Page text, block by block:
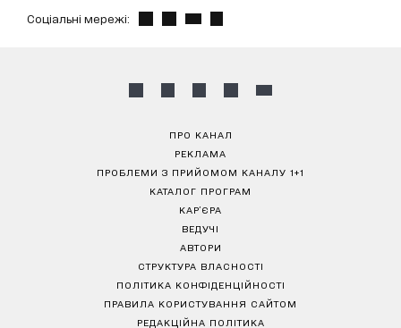
Соціальні мережі:
ПРО КАНАЛ
РЕКЛАМА
ПРОБЛЕМИ З ПРИЙОМОМ КАНАЛУ 1+1
КАТАЛОГ ПРОГРАМ
КАР’ЄРА
ВЕДУЧІ
АВТОРИ
СТРУКТУРА ВЛАСНОСТІ
ПОЛІТИКА КОНФІДЕНЦІЙНОСТІ
ПРАВИЛА КОРИСТУВАННЯ САЙТОМ
РЕДАКЦІЙНА ПОЛІТИКА